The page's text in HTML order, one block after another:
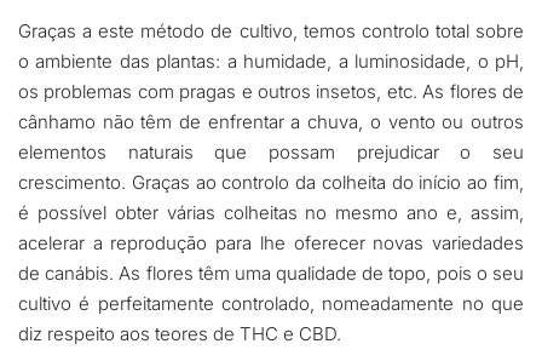
Graças a este método de cultivo, temos controlo total sobre
o ambiente das plantas: a humidade, a luminosidade, o pH,
os problemas com pragas e outros insetos, etc. As flores de
cânhamo não têm de enfrentar a chuva, o vento ou outros
elementos naturais que possam prejudicar o seu
crescimento. Graças ao controlo da colheita do início ao fim,
é possível obter várias colheitas no mesmo ano e, assim,
acelerar a reprodução para lhe oferecer novas variedades
de canábis. As flores têm uma qualidade de topo, pois o seu
cultivo é perfeitamente controlado, nomeadamente no que
diz respeito aos teores de THC e CBD.